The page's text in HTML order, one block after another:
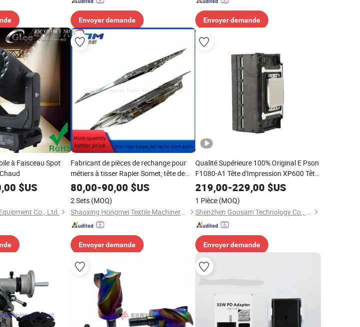
Envoyer demande Envoyer demande
à Faisceau Spot
$US
Co., Ltd.
Fabricant de pièces de rechange pour
métiers à tisser Rapier Somet, tête de
gripper Thema Super Excel pour
machine textile
80,00-90,00 $US
2 Sets (MOQ)
Shaoxing Hongmei Textile Machinery Co., Ltd
Envoyer demande
Qualité Supérieure 100% Original E Pson
F1080-A1 Tête d'Impression XP600 Tête
d'Impression 6 Canaux d'Alimentation en
Encre pour Impression Numérique
219,00-229,00 $US
1 Pièce (MOQ)
Shenzhen Goosam Technology Co., Ltd.
Envoyer demande